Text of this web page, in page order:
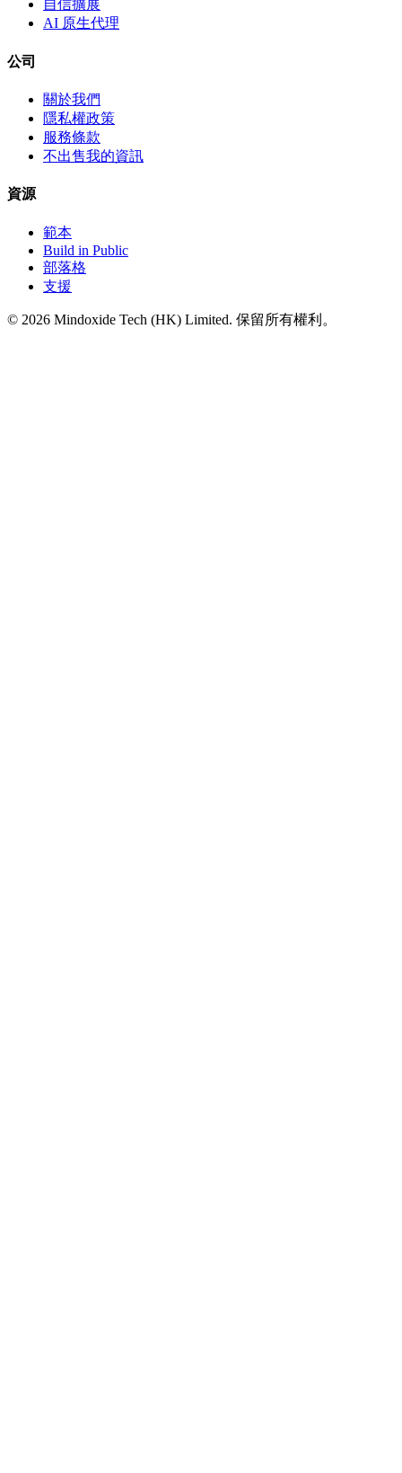
自信擴展
AI 原生代理
公司
關於我們
隱私權政策
服務條款
不出售我的資訊
資源
範本
Build in Public
部落格
支援
© 2026 Mindoxide Tech (HK) Limited. 保留所有權利。